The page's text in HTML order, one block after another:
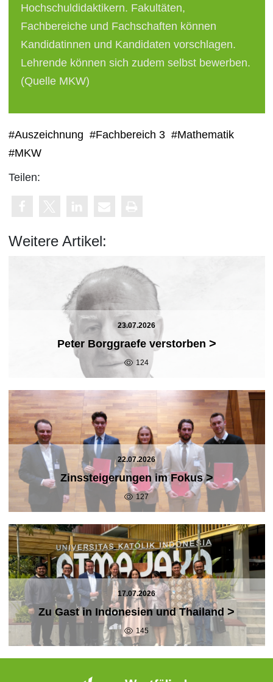
Hochschuldidaktikern. Fakultäten,
Fachbereiche und Fachschaften können
Kandidatinnen und Kandidaten vorschlagen.
Lehrende können sich zudem selbst bewerben.
(Quelle MKW)
#Auszeichnung #Fachbereich 3 #Mathematik
#MKW
Teilen:
Weitere Artikel:
23.07.2026
Peter Borggraefe verstorben >
124
22.07.2026
Zinssteigerungen im Fokus>
127
17.07.2026
Zu Gast in Indonesien und Thailand >
145